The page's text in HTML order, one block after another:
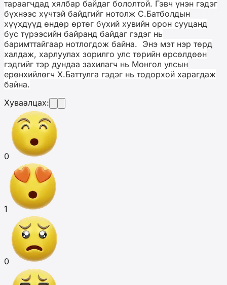
тараагчдад хялбар байдаг бололтой. Гэвч үнэн гэдэг
бүхнээс хүчтэй байдгийг нотолж С.Батболдын
хүүхдүүд өндөр өртөг бүхий хувийн орон сууцанд
бус түрээсийн байранд байдаг гэдэг нь
баримттайгаар нотлогдож байна. Энэ мэт нэр төрд
халдаж, харлуулах зорилго улс төрийн өрсөлдөөн
гэдгийг тэр дундаа захилагч нь Монгол улсын
ерөнхийлөгч Х.Баттулга гэдэг нь тодорхой харагдаж
байна.
Хуваалцах:
0
1
0